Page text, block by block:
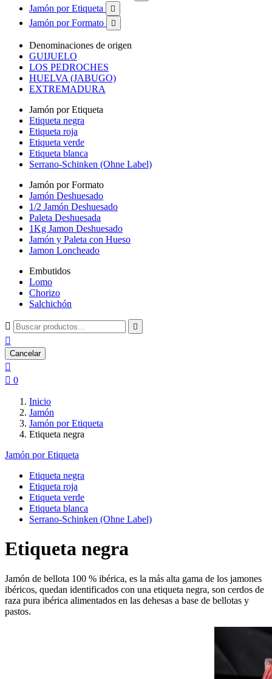
Jamón por Etiqueta 
Jamón por Formato 
Denominaciones de origen
GUIJUELO
LOS PEDROCHES
HUELVA (JABUGO)
EXTREMADURA
Jamón por Etiqueta
Etiqueta negra
Etiqueta roja
Etiqueta verde
Etiqueta blanca
Serrano-Schinken (Ohne Label)
Jamón por Formato
Jamón Deshuesado
1/2 Jamón Deshuesado
Paleta Deshuesada
1Kg Jamon Deshuesado
Jamón y Paleta con Hueso
Jamon Loncheado
Embutidos
Lomo
Chorizo
Salchichón
 

Cancelar

 0
Inicio
Jamón
Jamón por Etiqueta
Etiqueta negra
Jamón por Etiqueta
Etiqueta negra
Etiqueta roja
Etiqueta verde
Etiqueta blanca
Serrano-Schinken (Ohne Label)
Etiqueta negra
Jamón de bellota 100 % ibérica, es la más alta gama de los jamones
ibéricos, quedan identificados con una etiqueta negra, son cerdos de
raza pura ibérica alimentados en las dehesas a base de bellotas y
pastos.